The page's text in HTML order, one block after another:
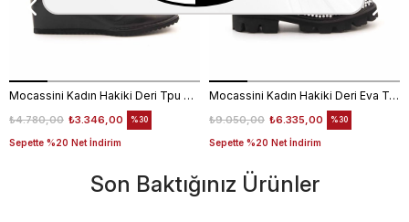
Mocassini Kadın Hakiki Deri Tpu Taban Siyah Günlük Ayakkabı
₺3.346,00
₺4.780,00
Sepette %20 Net İndirim
%30
Mocassini Kadın Hakiki Deri Eva Taban Beyaz Günlük Ayakkabı
₺6.335,00
₺9.050,00
Sepette %20 Net İndirim
%30
Son Baktığınız Ürünler